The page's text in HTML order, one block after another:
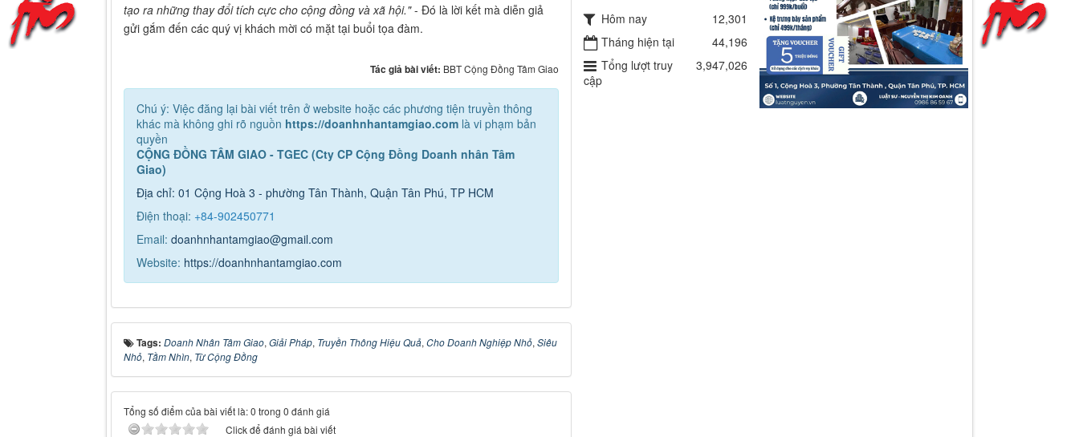
tạo ra những thay đổi tích cực cho cộng đồng và xã hội."- Đó là lời kết mà diễn giả
gửi gắm đến các quý vị khách mời có mặt tại buổi tọa đàm.
Tác giả bài viết: BBT Cộng Đồng Tâm Giao
Chú ý: Việc đăng lại bài viết trên ở website hoặc các phương tiện truyền thông
khác mà không ghi rõ nguồn https://doanhnhantamgiao.com là vi phạm bản
quyền
CỘNG ĐỒNG TÂM GIAO - TGEC (Cty CP Cộng Đồng Doanh nhân Tâm
Giao)
Địa chỉ: 01 Cộng Hoà 3 - phường Tân Thành, Quận Tân Phú, TP HCM
Điện thoại: +84-902450771
Email: doanhnhantamgiao@gmail.com
Website: https://doanhnhantamgiao.com
Tags: Doanh Nhân Tâm Giao, Giải Pháp, Truyền Thông Hiệu Quả, Cho Doanh Nghiệp Nhỏ, Siêu
Nhỏ, Tầm Nhìn, Từ Cộng Đồng
Tổng số điểm của bài viết là: 0 trong 0 đánh giá
Click để đánh giá bài viết
Hôm nay
12,301
Tháng hiện tại
44,196
Tổng lượt truy
cập
3,947,026